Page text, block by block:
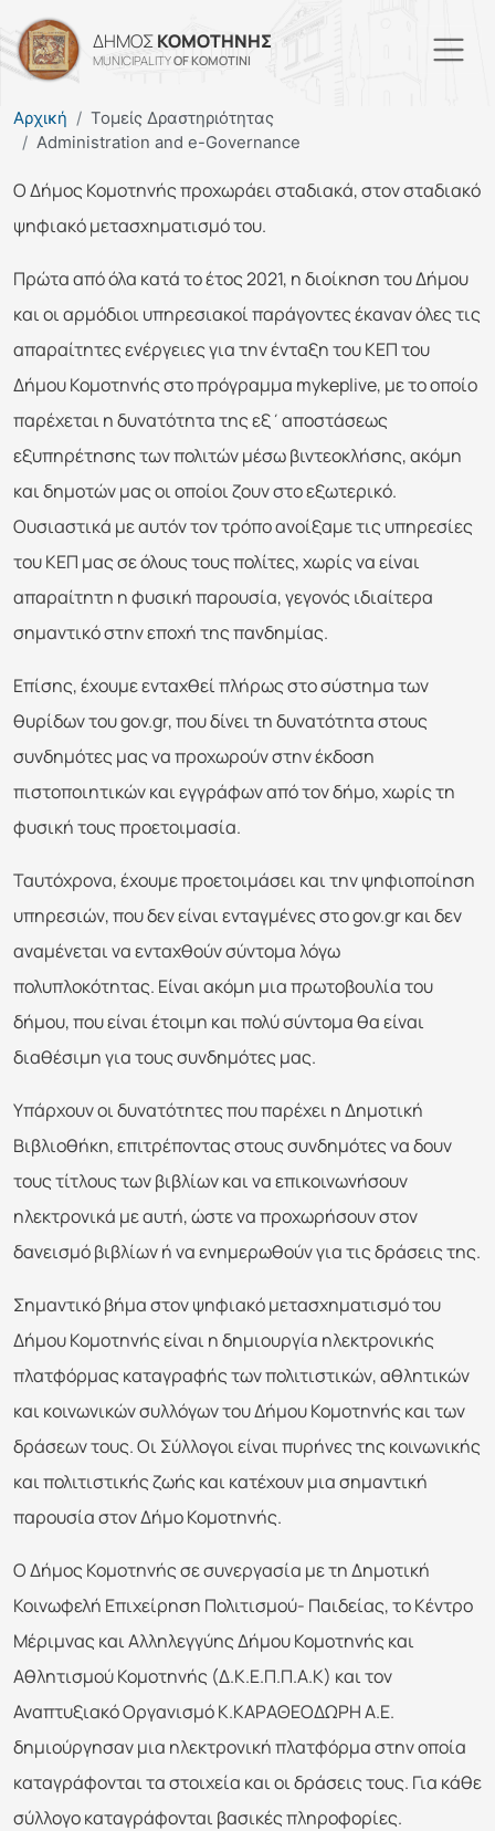
Skip to main content
ΔΗΜΟΣΚΟΜΟΤΗΝΗΣ
MUNICIPALITYOF KOMOTINI
Αρχική
Τομείς Δραστηριότητας
Administration and e-Governance
Ο Δήμος Κομοτηνής προχωράει σταδιακά, στον σταδιακό
ψηφιακό μετασχηματισμό του.
Πρώτα από όλα κατά το έτος 2021, η διοίκηση του Δήμου
και οι αρμόδιοι υπηρεσιακοί παράγοντες έκαναν όλες τις
απαραίτητες ενέργειες για την ένταξη του ΚΕΠ του
Δήμου Κομοτηνής στο πρόγραμμα mykeplive, με το οποίο
παρέχεται η δυνατότητα της εξ΄αποστάσεως
εξυπηρέτησης των πολιτών μέσω βιντεοκλήσης, ακόμη
και δημοτών μας οι οποίοι ζουν στο εξωτερικό.
Ουσιαστικά με αυτόν τον τρόπο ανοίξαμε τις υπηρεσίες
του ΚΕΠ μας σε όλους τους πολίτες, χωρίς να είναι
απαραίτητη η φυσική παρουσία, γεγονός ιδιαίτερα
σημαντικό στην εποχή της πανδημίας.
Επίσης, έχουμε ενταχθεί πλήρως στο σύστημα των
θυρίδων του gov.gr, που δίνει τη δυνατότητα στους
συνδημότες μας να προχωρούν στην έκδοση
πιστοποιητικών και εγγράφων από τον δήμο, χωρίς τη
φυσική τους προετοιμασία.
Ταυτόχρονα, έχουμε προετοιμάσει και την ψηφιοποίηση
υπηρεσιών, που δεν είναι ενταγμένες στο gov.gr και δεν
αναμένεται να ενταχθούν σύντομα λόγω
πολυπλοκότητας. Είναι ακόμη μια πρωτοβουλία του
δήμου, που είναι έτοιμη και πολύ σύντομα θα είναι
διαθέσιμη για τους συνδημότες μας.
Υπάρχουν οι δυνατότητες που παρέχει η Δημοτική
Βιβλιοθήκη, επιτρέποντας στους συνδημότες να δουν
τους τίτλους των βιβλίων και να επικοινωνήσουν
ηλεκτρονικά με αυτή, ώστε να προχωρήσουν στον
δανεισμό βιβλίων ή να ενημερωθούν για τις δράσεις της.
Σημαντικό βήμα στον ψηφιακό μετασχηματισμό του
Δήμου Κομοτηνής είναι η δημιουργία ηλεκτρονικής
πλατφόρμας καταγραφής των πολιτιστικών, αθλητικών
και κοινωνικών συλλόγων του Δήμου Κομοτηνής και των
δράσεων τους. Οι Σύλλογοι είναι πυρήνες της κοινωνικής
και πολιτιστικής ζωής και κατέχουν μια σημαντική
παρουσία στον Δήμο Κομοτηνής.
Ο Δήμος Κομοτηνής σε συνεργασία με τη Δημοτική
Κοινωφελή Επιχείρηση Πολιτισμού- Παιδείας, το Κέντρο
Μέριμνας και Αλληλεγγύης Δήμου Κομοτηνής και
Αθλητισμού Κομοτηνής (Δ.Κ.Ε.Π.Π.Α.Κ) και τον
Αναπτυξιακό Οργανισμό Κ.ΚΑΡΑΘΕΟΔΩΡΗ Α.Ε.
δημιούργησαν μια ηλεκτρονική πλατφόρμα στην οποία
καταγράφονται τα στοιχεία και οι δράσεις τους. Για κάθε
σύλλογο καταγράφονται βασικές πληροφορίες.